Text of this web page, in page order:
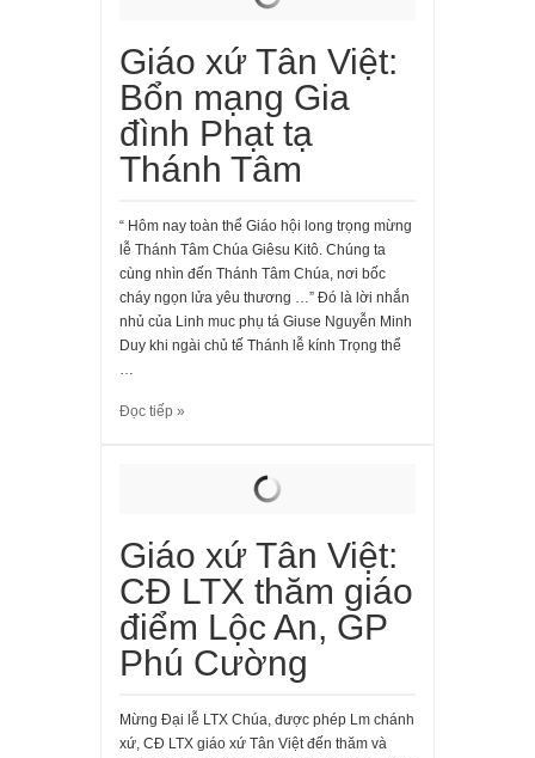
Giáo xứ Tân Việt:
Bổn mạng Gia
đình Phạt tạ
Thánh Tâm
“ Hôm nay toàn thể Giáo hội long trọng mừng
lễ Thánh Tâm Chúa Giêsu Kitô. Chúng ta
cùng nhìn đến Thánh Tâm Chúa, nơi bốc
cháy ngọn lửa yêu thương …” Đó là lời nhắn
nhủ của Linh muc phụ tá Giuse Nguyễn Minh
Duy khi ngài chủ tế Thánh lễ kính Trọng thể
…
Đọc tiếp »
Giáo xứ Tân Việt:
CĐ LTX thăm giáo
điểm Lộc An, GP
Phú Cường
Mừng Đại lễ LTX Chúa, được phép Lm chánh
xứ, CĐ LTX giáo xứ Tân Việt đến thăm và